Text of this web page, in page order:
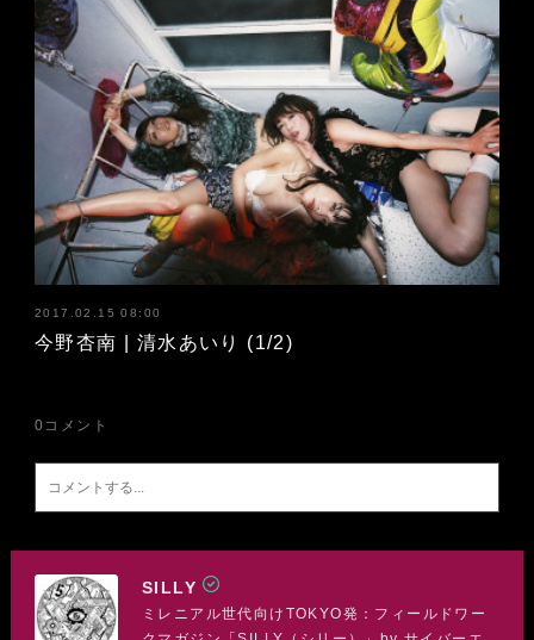
2017.02.15 08:00
今野杏南 | 清水あいり (1/2)
0 コメント
SILLY
ミレニアル世代向けTOKYO発：フィールドワー